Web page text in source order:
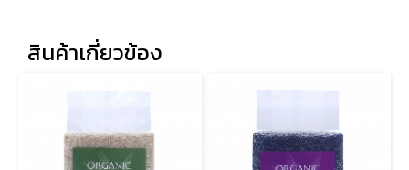
สินค้าเกี่ยวข้อง